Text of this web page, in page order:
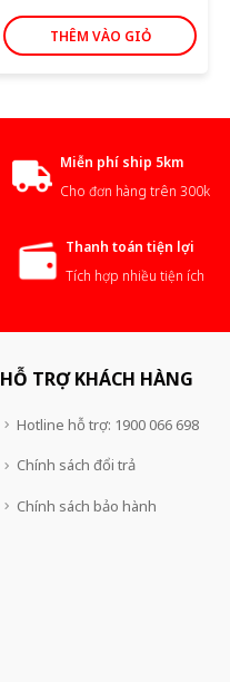
THÊM VÀO GIỎ
Miễn phí ship 5km
Cho đơn hàng trên 300k
Thanh toán tiện lợi
Tích hợp nhiều tiện ích
HỖ TRỢ KHÁCH HÀNG
Hotline hỗ trợ: 1900 066 698
Chính sách đổi trả
Chính sách bảo hành